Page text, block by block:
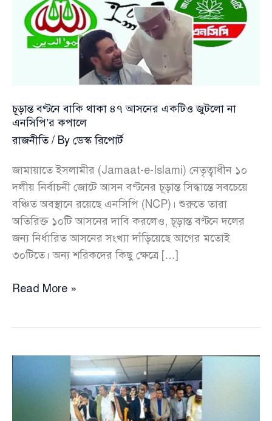
চূড়ান্ত বণ্টনে বাকি থাকা ৪৭ আসনের একটিও জুটলো না
এনসিপি’র কপালে
রাজনীতি/ By ডেস্ক রিপোর্ট
জামায়াতে ইসলামীর (Jamaat-e-Islami) নেতৃত্বাধীন ১০
দলীয় নির্বাচনী জোটে আসন বণ্টনের চূড়ান্ত সিদ্ধান্তে সবচেয়ে
বঞ্চিত অবস্থানে রয়েছে এনসিপি (NCP)। শুরুতে তারা
অতিরিক্ত ১০টি আসনের দাবি করলেও, চূড়ান্ত বণ্টনে দলের
জন্য নির্ধারিত আসনের সংখ্যা দাঁড়িয়েছে আগের মতোই
৩০টিতে। অন্য শরিকদের কিছু ক্ষেত্রে […]
চূড়ান্ত
৪৭
একটিও
Read More »